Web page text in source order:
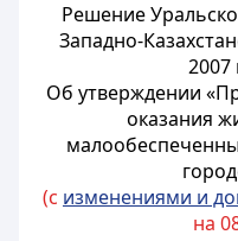
Решение
Западно-
2007
Об утверждении
оказания
(с изменениями и
на